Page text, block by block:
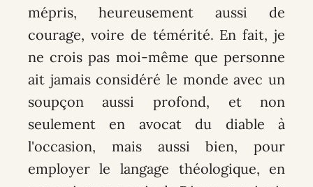
mépris, heureusement aussi de
courage, voire de témérité. En fait, je
ne crois pas moi-même que personne
ait jamais considéré le monde avec un
soupçon aussi profond, et non
seulement en avocat du diable à
l'occasion, mais aussi bien, pour
employer le langage théologique, en